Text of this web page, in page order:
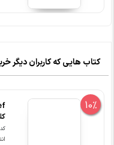
کتاب هایی که کاربران دیگر
10%
کد